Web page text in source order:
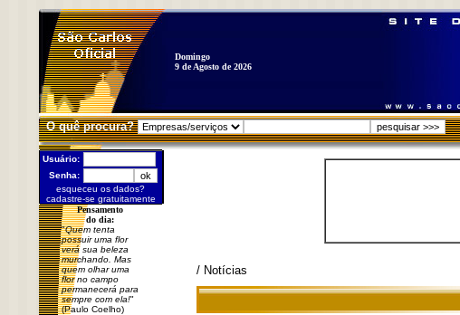
Domingo
9 de Agosto de 2026
O quê procura?
Usuário:
Senha:
esqueceu os dados?
cadastre-se gratuitamente
Pensamento
do dia:
"Quem tenta
possuir uma flor
verá sua beleza
murchando. Mas
quem olhar uma
flor no campo
permanecerá para
sempre com ela!"
(Paulo Coelho)
/ Notícias